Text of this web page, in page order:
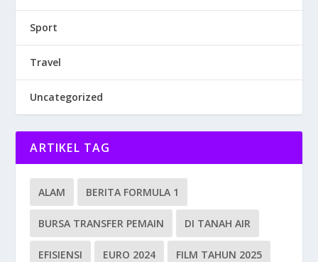
Sport
Travel
Uncategorized
ARTIKEL TAG
ALAM BERITA FORMULA 1
BURSA TRANSFER PEMAIN DI TANAH AIR
EFISIENSI EURO 2024 FILM TAHUN 2025